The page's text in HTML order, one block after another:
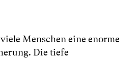
Menschen eine enorme
Die tiefe